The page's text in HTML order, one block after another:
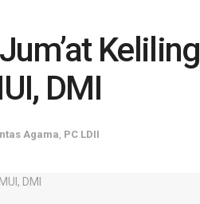
Keliling
DMI
Agama PC LDII